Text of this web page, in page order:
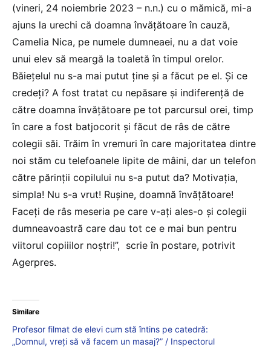
(vineri, 24 noiembrie 2023 – n.n.) cu o mămică, mi-a
ajuns la urechi că doamna învăţătoare în cauză,
Camelia Nica, pe numele dumneaei, nu a dat voie
unui elev să meargă la toaletă în timpul orelor.
Băieţelul nu s-a mai putut ţine şi a făcut pe el. Şi ce
credeţi? A fost tratat cu nepăsare şi indiferenţă de
către doamna învăţătoare pe tot parcursul orei, timp
în care a fost batjocorit şi făcut de râs de către
colegii săi. Trăim în vremuri în care majoritatea dintre
noi stăm cu telefoanele lipite de mâini, dar un telefon
către părinţii copilului nu s-a putut da? Motivaţia,
simpla! Nu s-a vrut! Ruşine, doamnă învăţătoare!
Faceţi de râs meseria pe care v-aţi ales-o şi colegii
dumneavoastră care dau tot ce e mai bun pentru
viitorul copiiilor noştri!”, scrie în postare, potrivit
Agerpres.
Similare
Profesor filmat de elevi cum stă întins pe catedră:
„Domnul, vreți să vă facem un masaj?” / Inspectorul